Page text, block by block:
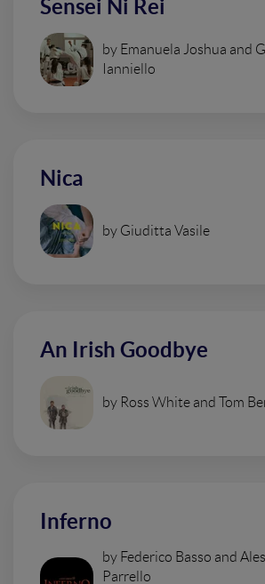
Sensei Ni Rei
by Emanuela Joshua and
Ianniello
Nica
by Giuditta Vasile
An Irish Goodbye
by Ross White and Tom
Inferno
by Federico Basso and
Parrello